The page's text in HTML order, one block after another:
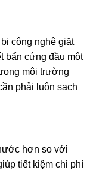
công nghệ giặt
bẩn cứng đầu một
môi trường
phải luôn sạch
hơn so với
tiết kiệm chi phí